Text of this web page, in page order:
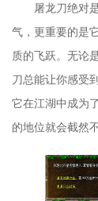
屠龙刀绝对
气，更重要的是
质的飞跃。无论
刀总能让你感受
它在江湖中成为
的地位就会截然不